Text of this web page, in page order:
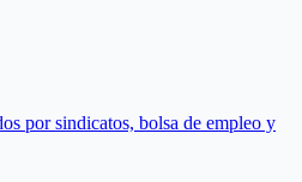
por sindicatos, bolsa de empleo y